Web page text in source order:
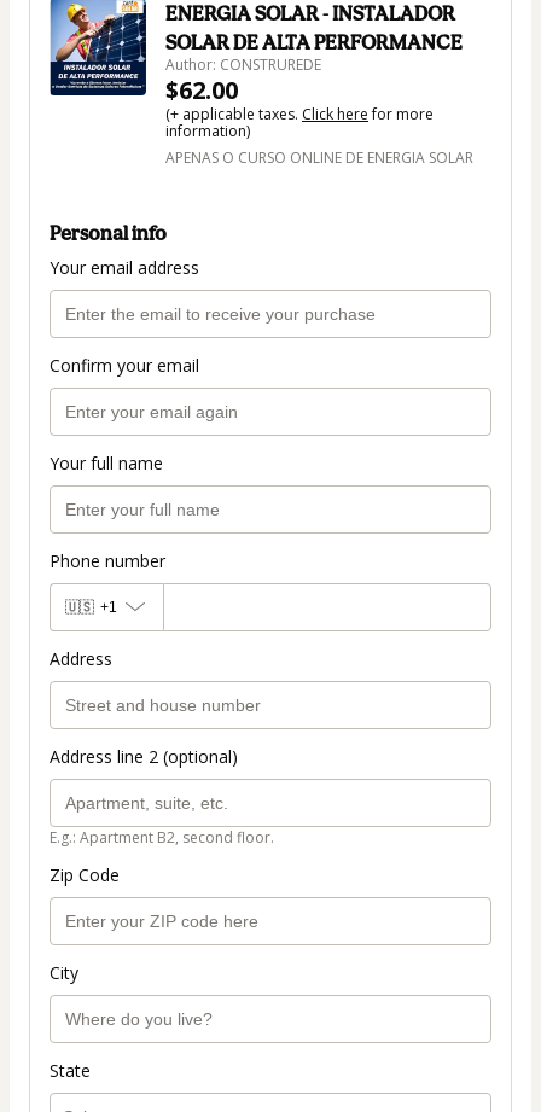
ENERGIA SOLAR - INSTALADOR
SOLAR DE ALTA PERFORMANCE
Author: CONSTRUREDE
$62.00
(+ applicable taxes. Click herefor more
information)
APENAS O CURSO ONLINE DE ENERGIA SOLAR
Personal info
Your email address
Confirm your email
Your full name
Phone number
🇺🇸 +1
Address
Address line 2 (optional)
E.g.: Apartment B2, second floor.
Zip Code
City
State